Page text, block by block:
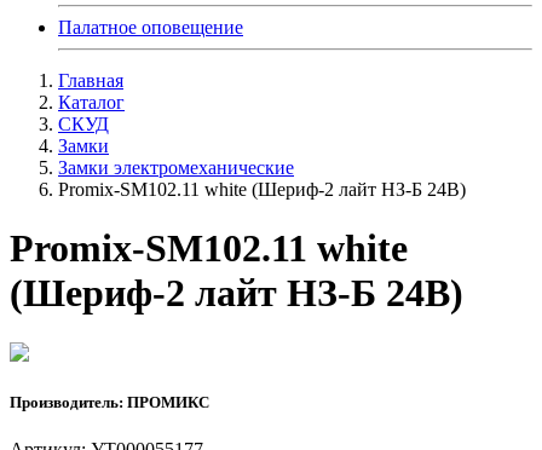
Палатное оповещение
Главная
Каталог
СКУД
Замки
Замки электромеханические
Promix-SM102.11 white (Шериф-2 лайт НЗ-Б 24В)
Promix-SM102.11 white
(Шериф-2 лайт НЗ-Б 24В)
Производитель: ПРОМИКС